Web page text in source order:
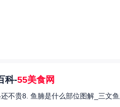
科-55美食网
不贵8. 鱼腩是什么部位图解_三文